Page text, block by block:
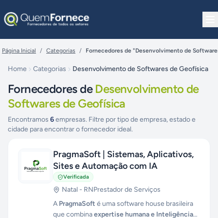
Página Inicial / Categorias / Fornecedores de "Desenvolvimento de
Home Categorias Desenvolvimento de Softwares de Geofísica
Fornecedores de Desenvolvimento de
Softwares de Geofísica
Encontramos 6empresas. Filtre por tipo de empresa, estado e
cidade para encontrar o fornecedor ideal.
PragmaSoft | Sistemas, Aplicativos,
Sites e Automação com IA
Verificada
Natal - RNPrestador de Serviços
A PragmaSoft é uma software house brasileira
que combinaexpertise humana e Inteligência